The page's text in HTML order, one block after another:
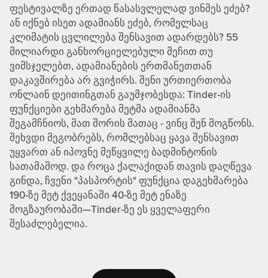
ფესტივალზე ერთად წასასვლელად ვინმეს ეძებ?
ან იქნებ ისეთ ადამიანს ეძებ, რომელსაც
კლიმატის ცვლილება შენსავით ადარდებს? 55
მილიარდი განხორციელებული მეჩით თუ
ვიმსჯელებთ, ადამიანების ერთმანეთთან
დაკავშირება არ გვიჭირს. შენი ურთიერთობა
ონლაინ დეითინგთან გაუმჯობესდა: Tinder-ის
ფუნქციები გეხმარება მეტმა ადამიანმა
შეგამჩნიოს, მათ შორის მათაც - ვინც შენ მოგწონს.
შეხვდი მეგობრებს, რომლებსაც ყავა შენსავით
უყვართ ან იპოვნე მეწყვილე ბადმინტონის
სათამაშოდ. და როცა ქალაქიდან თავის დაღწევა
გინდა, ჩვენი "პასპორტის" ფუნქცია დაგეხმარება
190-ზე მეტ ქვეყანაში 40-ზე მეტ ენაზე
მოგზაურობაში—Tinder-ზე ეს ყველაფერი
შესაძლებელია.